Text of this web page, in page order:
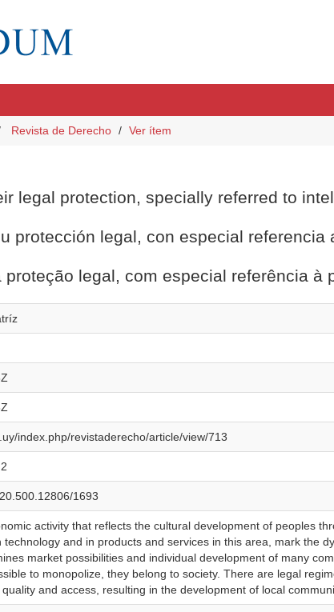
Revista de Derecho Ver ítem
legal protection, specially referred to
protección legal, con especial referencia
legal, com especial referência à
index.php/revistaderecho/article/view/713
1693
activity that reflects the cultural development of peoples
technology and in products and services in this area, mark the
market possibilities and individual development of many
to monopolize, they belong to society. There are legal
and access, resulting in the development of local